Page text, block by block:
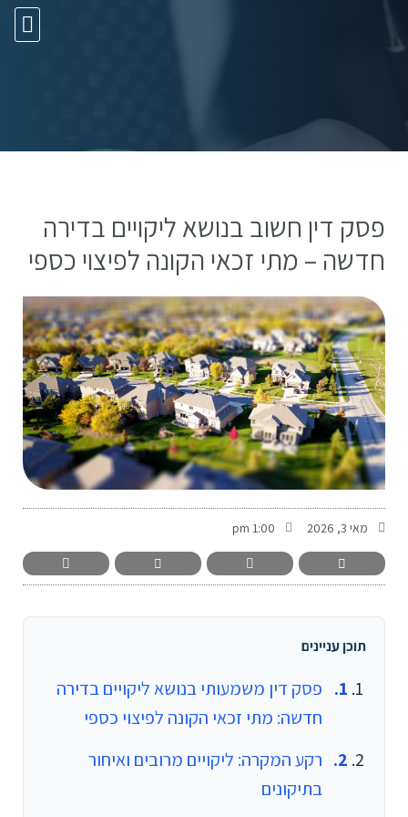
פסק דין חשוב בנושא ליקויים בדירה
חדשה – מתי זכאי הקונה לפיצוי כספי
-
מאי 3, 2026 1:00 pm
תוכן עניינים
פסק דין משמעותי בנושא ליקויים בדירה
חדשה: מתי זכאי הקונה לפיצוי כספי
רקע המקרה: ליקויים מרובים ואיחור
בתיקונים